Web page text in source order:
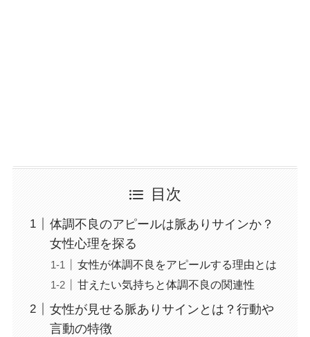
目次
体調不良のアピールは脈ありサインか？
女性心理を探る
女性が体調不良をアピールする理由とは
甘えたい気持ちと体調不良の関連性
女性が見せる脈ありサインとは？行動や
言動の特徴